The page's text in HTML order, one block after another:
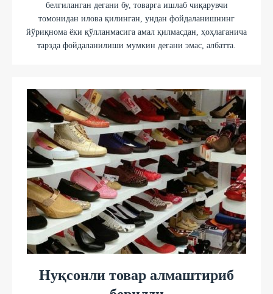
белгиланган дегани бу, товарга ишлаб чиқарувчи
томонидан илова қилинган, ундан фойдаланишнинг
йўриқнома ёки қўлланмасига амал қилмасдан, ҳоҳлаганича
тарзда фойдаланилиши мумкин дегани эмас, албатта.
Нуқсонли товар алмаштириб